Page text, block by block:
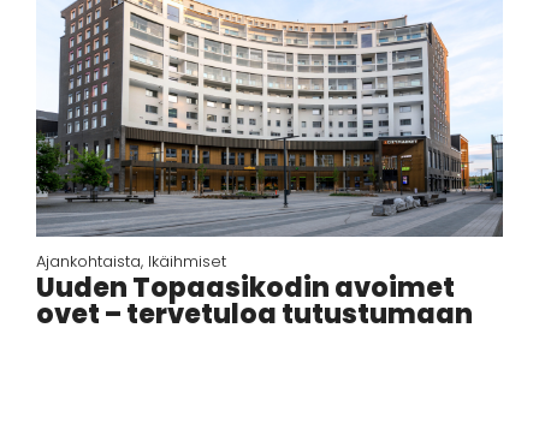
Ajankohtaista, Ikäihmiset
Uuden Topaasikodin avoimet
ovet – tervetuloa tutustumaan